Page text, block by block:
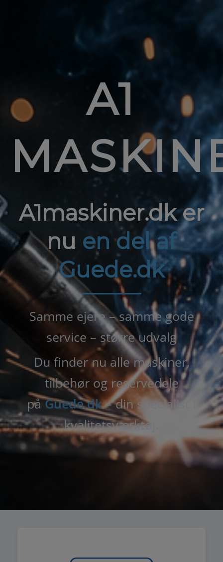
A1
A1maskiner.dk er
nu en del af
Guede.dk
Samme ejere – samme gode
service – større udvalg
Du finder nu alle maskiner,
tilbehør og reservedele
påGuede.dk– din specialist i
kvalitetsværktøj.